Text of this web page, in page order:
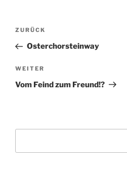
Beitragsnavigation
Vorheriger
Beitrag
ZURÜCK
Osterchorsteinway
Nächster
Beitrag
WEITER
Vom Feind zum Freund!?